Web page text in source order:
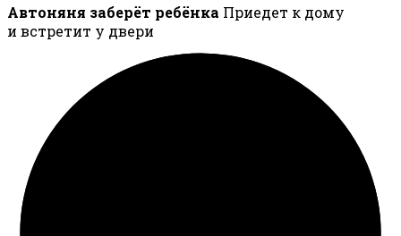
Автоняня заберёт ребёнка Приедет к дому
и встретит у двери